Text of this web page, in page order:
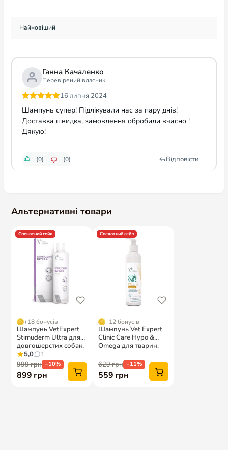
Ганна Качаленко
Перевірений власник
Оцінено в
16 липня 2024
Шампунь супер! Підлікували нас за пару днів!
Доставка швидка, замовлення обробили вчасно !
Дякую!
(0) (0) Відповісти
Альтернативні товари